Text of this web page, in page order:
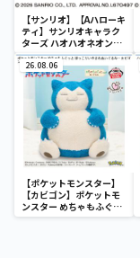
【サンリオ】【Aハローキ
ティ】サンリオキャラク
ターズ ハオハオネオンタ
ウンドールBIGタイプ1
26.08.06
【ポケットモンスター】
【カビゴン】ポケットモ
ンスター めちゃもふぐっ
と ほっこりいやされぬい